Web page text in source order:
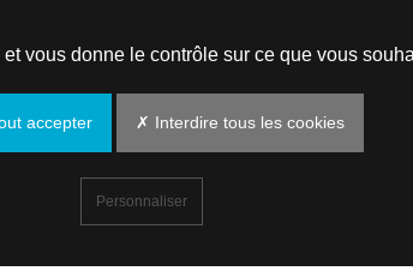
vous donne le contrôle sur ce que vous
accepter ✗ Interdire tous les cookies
Personnaliser